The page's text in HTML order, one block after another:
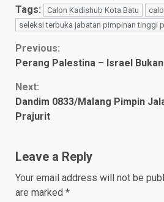
Tags: Calon Kadishub Kota Batu
seleksi terbuka jabatan pimpinan tinggi
Continue
Previous:
Perang Palestina – Israel
Next:
Dandim 0833/Malang Pimpin
Prajurit
Leave a Reply
Your email address will not be
are marked *